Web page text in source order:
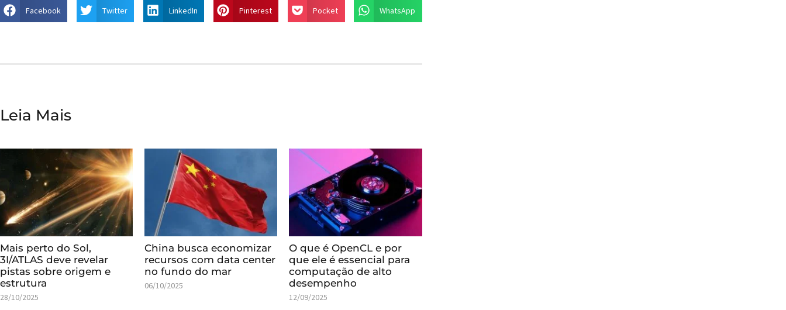
Facebook Twitter LinkedIn Pinterest Pocket WhatsApp
Leia Mais
Mais perto do Sol,
3I/ATLAS deve revelar
pistas sobre origem e
estrutura
28/10/2025
China busca economizar
recursos com data center
no fundo do mar
06/10/2025
O que é OpenCL e por
que ele é essencial para
computação de alto
desempenho
12/09/2025